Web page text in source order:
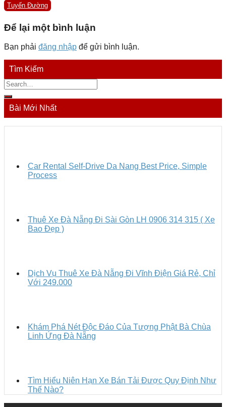
Tuyến Đường
Để lại một bình luận
Bạn phải đăng nhập để gửi bình luận.
Tìm Kiếm
Bài Mới Nhất
Car Rental Self-Drive Da Nang Best Price, Simple
Process
Thuê Xe Đà Nẵng Đi Sài Gòn LH 0906 314 315 ( Xe
Bao Đẹp )
Dịch Vụ Thuê Xe Đà Nẵng Đi Vĩnh Điện Giá Rẻ, Chỉ
Với 249.000
Khám Phá Nét Độc Đáo Của Tượng Phật Bà Chùa
Linh Ứng Đà Nẵng
Tìm Hiểu Niên Hạn Xe Bán Tải Được Quy Định Như
Thế Nào?